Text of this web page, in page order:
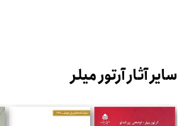
سایر آثار آرتور میلر